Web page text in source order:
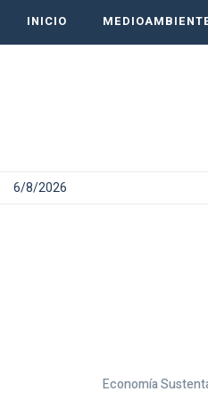
INICIO
6/8/2026
Economía